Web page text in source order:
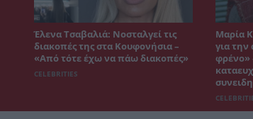
Έλενα Τσαβαλιά: Νοσταλγεί τις
διακοπές της στα Κουφονήσια –
«Από τότε έχω να πάω διακοπές»
CELEBRITIES
Μαρία
για
φρένο»